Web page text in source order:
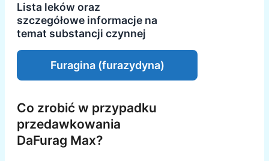
Lista leków oraz
szczegółowe informacje na
temat substancji czynnej
Furagina (furazydyna)
Co zrobić w przypadku
przedawkowania
DaFurag Max?